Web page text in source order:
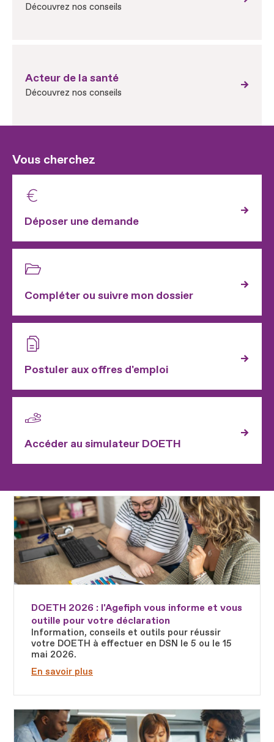
Découvrez nos conseils
Acteur de la santé
Découvrez nos conseils
Vous cherchez
Déposer une demande
Compléter ou suivre mon dossier
Postuler aux offres d'emploi
Accéder au simulateur DOETH
DOETH 2026 : l'Agefiph vous informe et vous
outille pour votre déclaration
Information, conseils et outils pour réussir
votre DOETH à effectuer en DSN le 5 ou le 15
mai 2026.
En savoir plus
Fichier
Fichier